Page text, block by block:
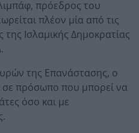
πρόεδρος του
πλέον μία από τις
της Ισλαμικής Δημοκρατίας
της Επανάστασης, ο
σε πρόσωπο που μπορεί να
όσο και με